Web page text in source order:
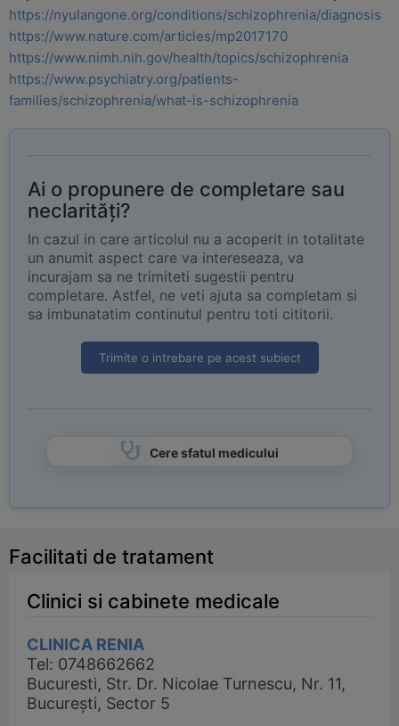
https://nyulangone.org/conditions/schizophrenia/diagnosis
https://www.nature.com/articles/mp2017170
https://www.nimh.nih.gov/health/topics/schizophrenia
https://www.psychiatry.org/patients-
families/schizophrenia/what-is-schizophrenia
Ai o propunere de completare sau
neclarități?
In cazul in care articolul nu a acoperit in totalitate
un anumit aspect care va intereseaza, va
incurajam sa ne trimiteti sugestii pentru
completare. Astfel, ne veti ajuta sa completam si
sa imbunatatim continutul pentru toti cititorii.
Trimite o intrebare pe acest subiect
Cere sfatul medicului
Facilitati de tratament
Clinici si cabinete medicale
CLINICA RENIA
Tel: 0748662662
Bucuresti, Str. Dr. Nicolae Turnescu, Nr. 11,
București, Sector 5